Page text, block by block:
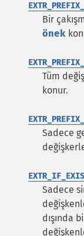
Bir
önek
Tüm
konur.
Sadece
Sadece
dışında